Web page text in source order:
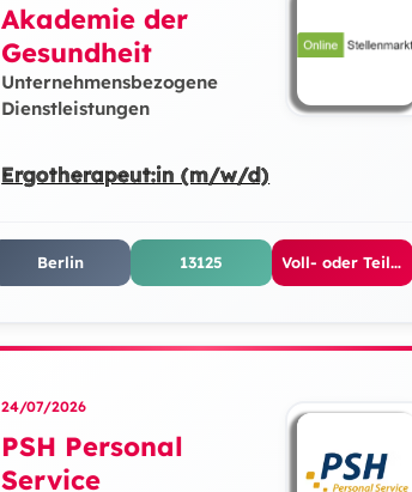
Akademie der
Gesundheit
Unternehmensbezogene
Dienstleistungen
Ergotherapeut:in (m/w/d)
Berlin 13125 Voll- oder Teilzeit
24/07/2026
PSH Personal
Service